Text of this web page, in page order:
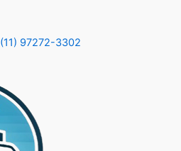
(11) 97272-3302